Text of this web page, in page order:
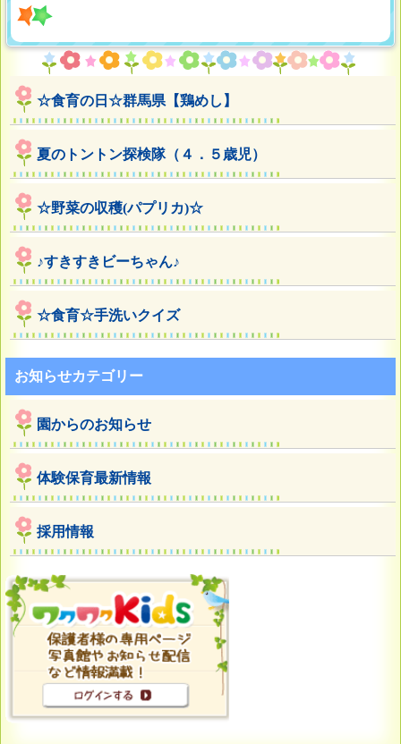
☆食育の日☆群馬県【鶏めし】
夏のトントン探検隊（４．５歳児）
☆野菜の収穫(パプリカ)☆
♪すきすきビーちゃん♪
☆食育☆手洗いクイズ
お知らせカテゴリー
園からのお知らせ
体験保育最新情報
採用情報